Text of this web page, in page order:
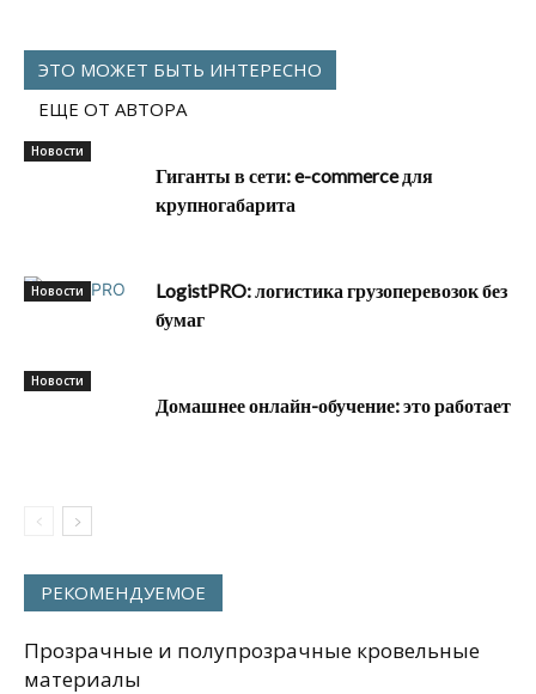
ЭТО МОЖЕТ БЫТЬ ИНТЕРЕСНО
ЕЩЕ ОТ АВТОРА
Новости
Гиганты в сети: e-commerce для
крупногабарита
Новости
LogistPRO: логистика грузоперевозок без
бумаг
Новости
Домашнее онлайн-обучение: это работает
РЕКОМЕНДУЕМОЕ
Прозрачные и полупрозрачные кровельные
материалы